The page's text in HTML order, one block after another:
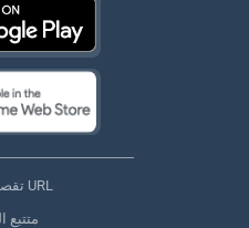
تقصير عنوان URL
متتبع